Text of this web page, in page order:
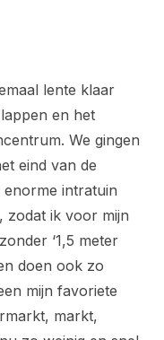
lente klaar
en het
We gingen
eind van de
enorme intratuin
zodat ik voor mijn
‘1,5 meter
doen ook zo
mijn favoriete
markt,